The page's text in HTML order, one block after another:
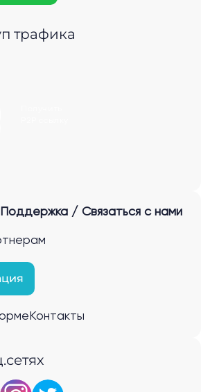
трафика
Поддержка / Связаться с нами
Контакты